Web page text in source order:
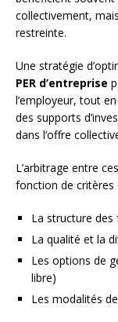
collectivement,
restreinte.
Une stratégie
PER d’entreprise
l’employeur, tout
des supports
dans l’offre
L’arbitrage entre
fonction de critères
La structure des
La qualité et la
Les options de
libre)
Les modalités